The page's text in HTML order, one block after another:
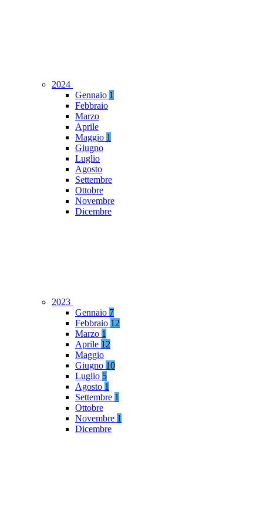
2024
Gennaio 1
Febbraio
Marzo
Aprile
Maggio 1
Giugno
Luglio
Agosto
Settembre
Ottobre
Novembre
Dicembre
2023
Gennaio 7
Febbraio 12
Marzo 1
Aprile 12
Maggio
Giugno 10
Luglio 5
Agosto 1
Settembre 1
Ottobre
Novembre 1
Dicembre